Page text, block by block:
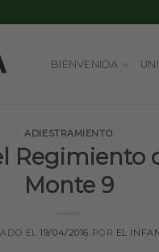
BIENVENIDA
ADIESTRAMIENTO
Regimiento
Monte 9
EL19/04/2016 POR EL